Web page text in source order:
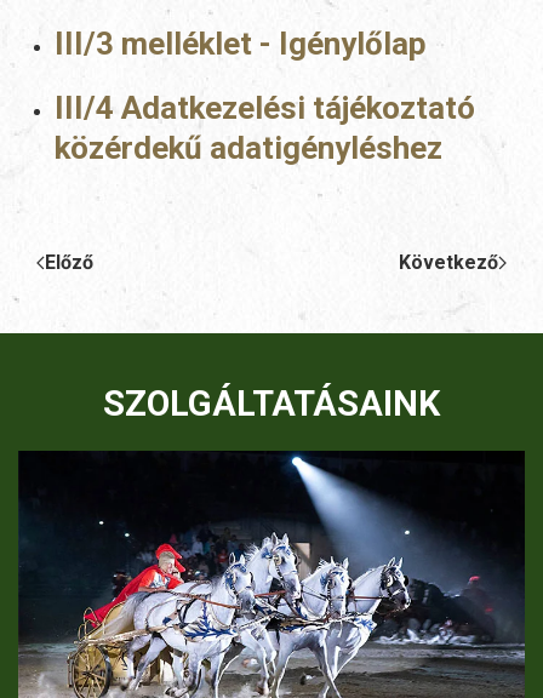
III/3 melléklet - Igénylőlap
III/4 Adatkezelési tájékoztató
közérdekű adatigényléshez
Előző Következő
SZOLGÁLTATÁSAINK